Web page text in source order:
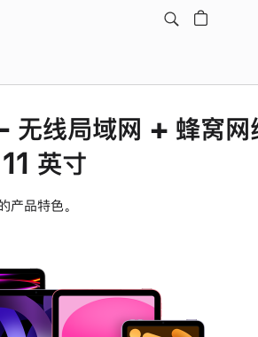
无线局域网 + 蜂窝网
英寸
品特色。